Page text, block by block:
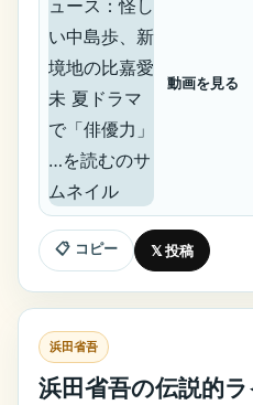
動画を見る
📋 コピー 𝕏 投稿
浜田省吾
浜田省吾の伝説的